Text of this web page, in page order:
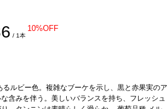
/ 1本
10%OFF
るルビー色。複雑なブーケを示し、黒と赤果実のア
含みを伴う。美しいバランスを持ち、フレッシュ